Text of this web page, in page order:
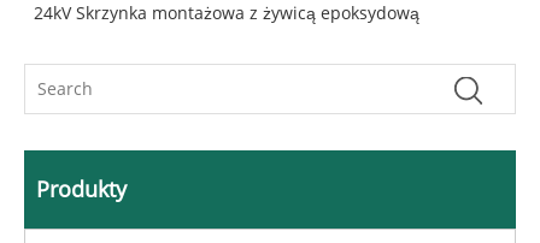
24kV Skrzynka montażowa z żywicą epoksydową
Produkty